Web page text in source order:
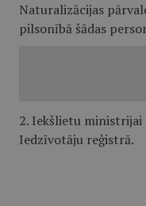
Naturalizācijas
pilsonībā šādas
2. Iekšlietu
Iedzīvotāju reģistrā.